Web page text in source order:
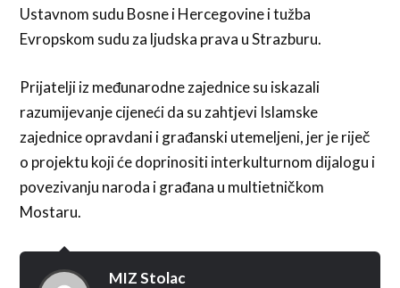
Ustavnom sudu Bosne i Hercegovine i tužba
Evropskom sudu za ljudska prava u Strazburu.
Prijatelji iz međunarodne zajednice su iskazali
razumijevanje cijeneći da su zahtjevi Islamske
zajednice opravdani i građanski utemeljeni, jer je riječ
o projektu koji će doprinositi interkulturnom dijalogu i
povezivanju naroda i građana u multietničkom
Mostaru.
MIZ Stolac